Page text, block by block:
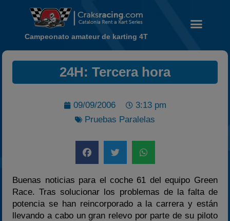
Noticias
Calendario
Carreras finalizadas
Campeonato
Temporada 2026
2022
2023
Campeonato amateur de karting 4T
24H: Tercera hora
09/09/2006
3:13 pm
Pruebas Paralelas
Buenas noticias para el coche 61 del equipo Green
Race. Tras solucionar los problemas de la falta de
potencia se han reincorporado a la carrera y están
llevando a cabo un gran relevo por parte de su piloto